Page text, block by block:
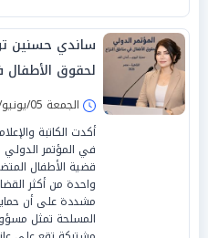
ساندي حسنين
لحقوق الأطفال
الطفولة
الجمعة 05/يونيو/2026 - 09:55 م
أكدت الكاتبة
في المؤتمر
قضية الأطفال
واحدة من أكثر
مشددة على أن حماية
المسلحة تمثل